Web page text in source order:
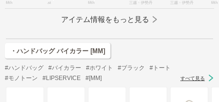
fifth .st fifth 三越・伊勢丹 三越・伊勢丹 fifth
アイテム情報をもっと見る
・ハンドバッグ バイカラー [MM]
#ハンドバッグ #バイカラー #ホワイト #ブラック
#トート
#モノトーン
#LIPSERVICE #[MM] すべて見る